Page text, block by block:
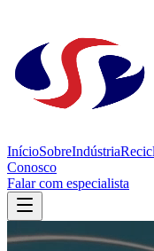
InícioSobreIndústria
Conosco
Falar com especialista